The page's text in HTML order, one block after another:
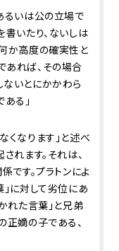
るいは公の立場で
書いたり、ないしは
か高度の確実性と
あれば、その場合
ないとにかかわら
る」
くなります」と述べ
れます。それは、
です。プラトンによ
」に対して劣位にあ
れた言葉」と兄弟
正嫡の子である、